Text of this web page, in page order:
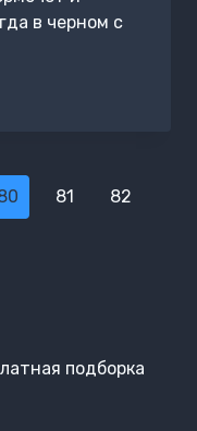
в черном с
81 82
подборка